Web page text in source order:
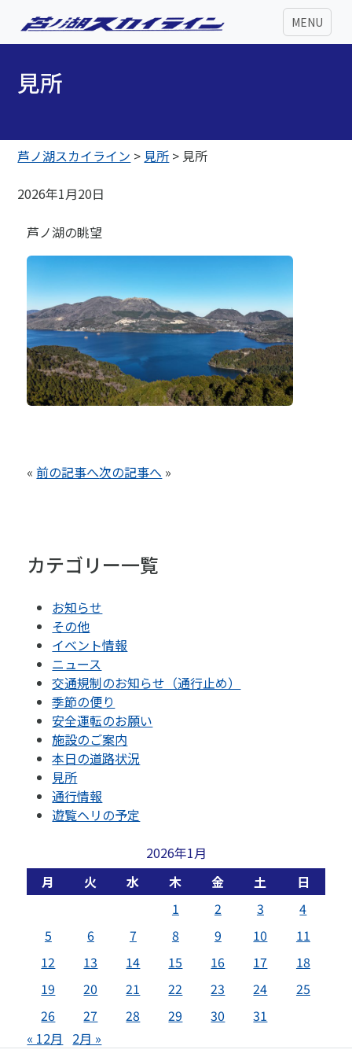
MENU
見所
芦ノ湖スカイライン > 見所 > 見所
2026年1月20日
芦ノ湖の眺望
«前の記事へ次の記事へ »
カテゴリー一覧
お知らせ
その他
イベント情報
ニュース
交通規制のお知らせ（通行止め）
季節の便り
安全運転のお願い
施設のご案内
本日の道路状況
見所
通行情報
遊覧ヘリの予定
2026年1月
月
火 水 木 金 土
日
1
2 3
4
5
6 7 8 9 10
11
12
13 14 15 16 17
18
19
20 21 22 23 24
25
26
27 28 29 30
31
« 12月
2月 »